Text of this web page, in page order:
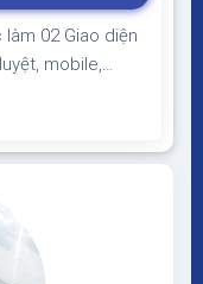
02 Giao diện
mobile,
tìm kiếm